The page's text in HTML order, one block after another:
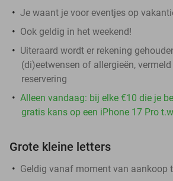
Je waant je voor eventjes op
Ook geldig in het weekend!
Uiteraard wordt er rekening
(di)eetwensen of allergieën,
reservering
Alleen vandaag: bij elke €10 die je
gratis kans op een iPhone 17 Pro
Grote kleine letters
Geldig vanaf moment van aankoop